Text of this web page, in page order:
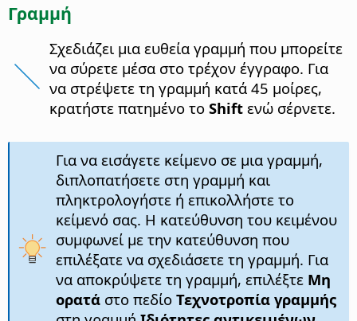
Γραμμή
Σχεδιάζει μια ευθεία γραμμή που μπορείτε
να σύρετε μέσα στο τρέχον έγγραφο. Για
να στρέψετε τη γραμμή κατά 45 μοίρες,
κρατήστε πατημένο τοShift ενώ σέρνετε.
Για να εισάγετε κείμενο σε μια γραμμή,
διπλοπατήσετε στη γραμμή και
πληκτρολογήστε ή επικολλήστε το
κείμενό σας. Η κατεύθυνση του κειμένου
συμφωνεί με την κατεύθυνση που
επιλέξατε να σχεδιάσετε τη γραμμή. Για
να αποκρύψετε τη γραμμή, επιλέξτε Μη
ορατάστο πεδίο Τεχνοτροπία γραμμής